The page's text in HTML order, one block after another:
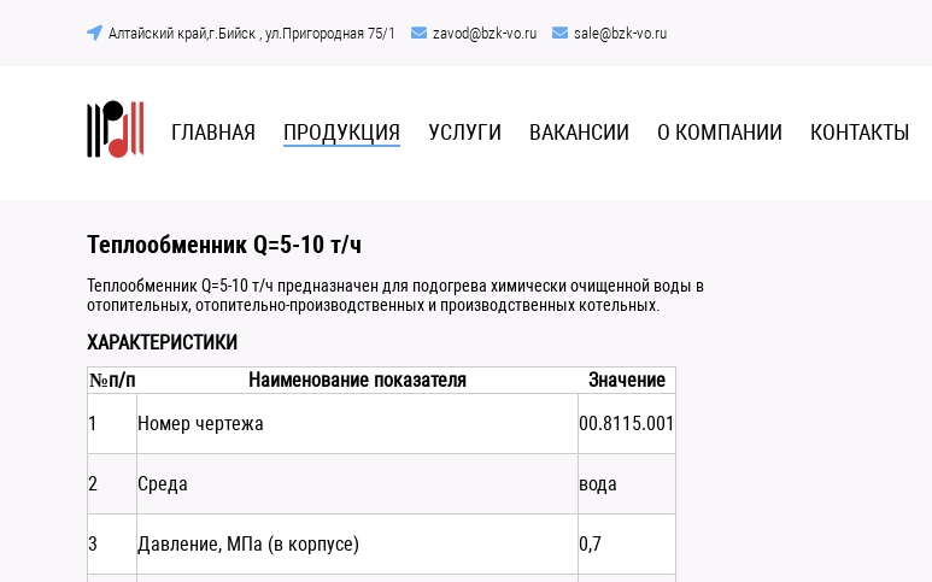
Алтайский край,г.Бийск , ул.Пригородная 75/1 zavod@bzk-vo.ru sale@bzk-vo.ru
ГЛАВНАЯ ПРОДУКЦИЯ УСЛУГИ ВАКАНСИИ О КОМПАНИИ КОНТАКТЫ
Теплообменник Q=5-10 т/ч
Теплообменник Q=5-10 т/ч предназначен для подогрева химически очищенной воды в
отопительных, отопительно-производственных и производственных котельных.
ХАРАКТЕРИСТИКИ
№п/п
Наименование показателя
Значение
1
Номер чертежа 00.8115.001
2 Среда вода
3 Давление, МПа (в корпусе) 0,7